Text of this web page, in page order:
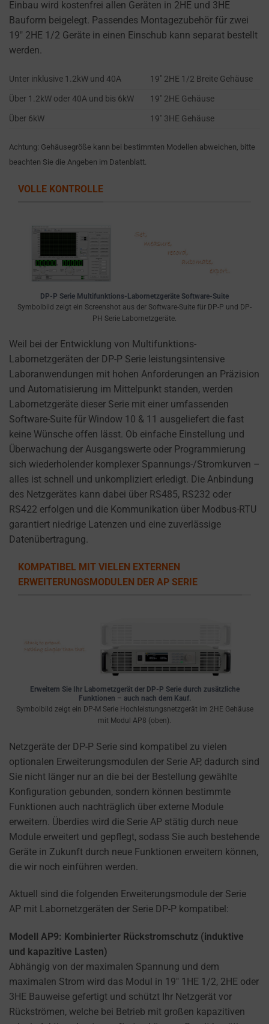
Einbau wird kostenfrei allen Geräten in 2HE und 3HE
Bauform beigelegt. Passendes Montagezubehör für zwei
19″ 2HE 1/2 Geräte in einen Einschub kann separat bestellt
werden.
Unter inklusive 1.2kW und 40A
19″ 2HE 1/2 Breite Gehäuse
Über 1.2kW oder 40A und bis 6kW
19″ 2HE Gehäuse
Über 6kW
19″ 3HE Gehäuse
Achtung: Gehäusegröße kann bei bestimmten Modellen abweichen, bitte
beachten Sie die Angeben im Datenblatt.
VOLLE KONTROLLE
DP-P Serie Multifunktions-Labornetzgeräte Software-Suite
Symbolbild zeigt ein Screenshot aus der Software-Suite für DP-P und DP-
PH Serie Labornetzgeräte.
Weil bei der Entwicklung von Multifunktions-
Labornetzgeräten der DP-P Serie leistungsintensive
Laboranwendungen mit hohen Anforderungen an Präzision
und Automatisierung im Mittelpunkt standen, werden
Labornetzgeräte dieser Serie mit einer umfassenden
Software-Suite für Window 10 & 11 ausgeliefert die fast
keine Wünsche offen lässt. Ob einfache Einstellung und
Überwachung der Ausgangswerte oder Programmierung
sich wiederholender komplexer Spannungs-/Stromkurven –
alles ist schnell und unkompliziert erledigt. Die Anbindung
des Netzgerätes kann dabei über RS485, RS232 oder
RS422 erfolgen und die Kommunikation über Modbus-RTU
garantiert niedrige Latenzen und eine zuverlässige
Datenübertragung.
KOMPATIBEL MIT VIELEN EXTERNEN
ERWEITERUNGSMODULEN DER AP SERIE
Erweitern Sie Ihr Labornetzgerät der DP-P Serie durch zusätzliche
Funktionen – auch nach dem Kauf.
Symbolbild zeigt ein DP-M Serie Hochleistungsnetzgerät im 2HE Gehäuse
mit Modul AP8 (oben).
Netzgeräte der DP-P Serie sind kompatibel zu vielen
optionalen Erweiterungsmodulen der Serie AP, dadurch sind
Sie nicht länger nur an die bei der Bestellung gewählte
Konfiguration gebunden, sondern können bestimmte
Funktionen auch nachträglich über externe Module
erweitern. Überdies wird die Serie AP stätig durch neue
Module erweitert und gepflegt, sodass Sie auch bestehende
Geräte in Zukunft durch neue Funktionen erweitern können,
die wir noch einführen werden.
Aktuell sind die folgenden Erweiterungsmodule der Serie
AP mit Labornetzgeräten der Serie DP-P kompatibel:
Modell AP9: Kombinierter Rückstromschutz (induktive
und kapazitive Lasten)
Abhängig von der maximalen Spannung und dem
maximalen Strom wird das Modul in 19″ 1HE 1/2, 2HE oder
3HE Bauweise gefertigt und schützt Ihr Netzgerät vor
Rückströmen, welche bei Betrieb mit großen kapazitiven
settings,
which
lets
you
delete
cookies
collects
data,
you
can
refer
the
website’s
privacy
policy.
This
document
outlines
the
cookies
information
shared.
also
explains
how
you
can
manage
your